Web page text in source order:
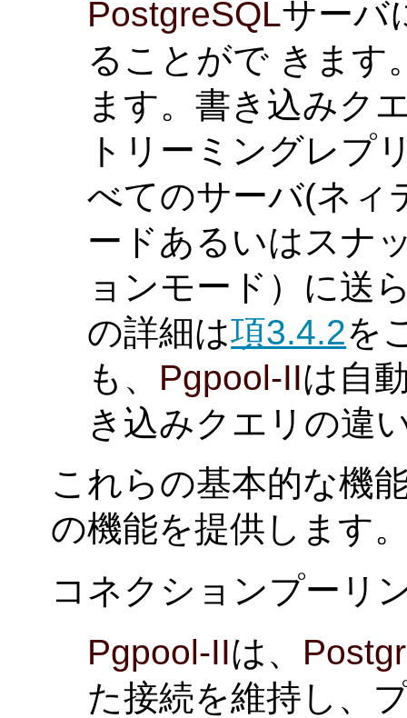
PostgreSQLサーバ
ることがで きます
ます。書き込みク
トリーミングレプ
べてのサーバ(ネィ
ードあるいはスナ
ョンモード）に送
の詳細は項3.4.2を
も、 Pgpool-IIは自
き込みクエリの違
これらの基本的な機
の機能を提供します
コネクションプーリ
Pgpool-IIは、
た接続を維持し、